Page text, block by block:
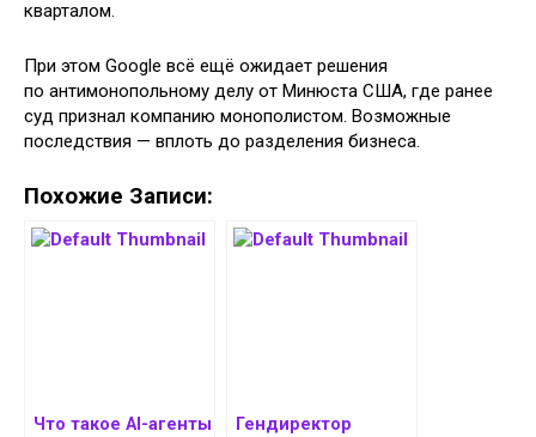
кварталом.
При этом Google всё ещё ожидает решения
по антимонопольному делу от Минюста США, где ранее
суд признал компанию монополистом. Возможные
последствия — вплоть до разделения бизнеса.
Похожие Записи:
Что такое AI-агенты
Гендиректор